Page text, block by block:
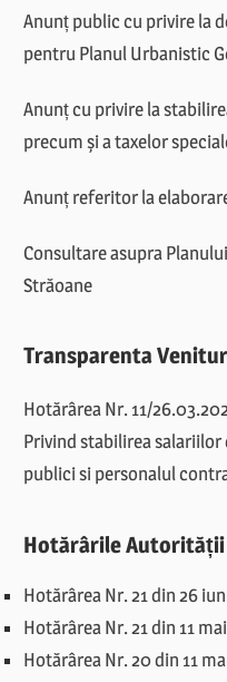
Anunț public cu privire la
pentru Planul Urbanistic
Anunț cu privire la
precum și a taxelor
Anunț referitor la
Consultare asupra
Străoane
Transparenta
Hotărârea Nr. 11/
Privind stabilirea
publici si personalul
Hotărârile
Hotărârea Nr. 21 din 26
Hotărârea Nr. 21 din 11
Hotărârea Nr. 20 din 11